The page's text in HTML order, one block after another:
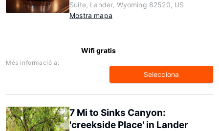
Suite, Lander, Wyoming 82520, US
Mostra mapa
Wifi gratis
Més informació a:
Selecciona
7 Mi to Sinks Canyon:
'creekside Place' in Lander